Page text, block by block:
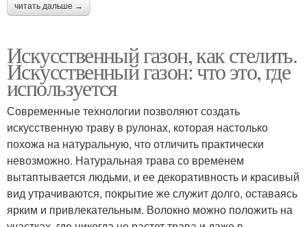
читать дальше →
Искусственный газон, как стелить.
Искусственный газон: что это, где
используется
Современные технологии позволяют создать
искусственную траву в рулонах, которая настолько
похожа на натуральную, что отличить практически
невозможно. Натуральная трава со временем
вытаптывается людьми, и ее декоративность и красивый
вид утрачиваются, покрытие же служит долго, оставаясь
ярким и привлекательным. Волокно можно положить на